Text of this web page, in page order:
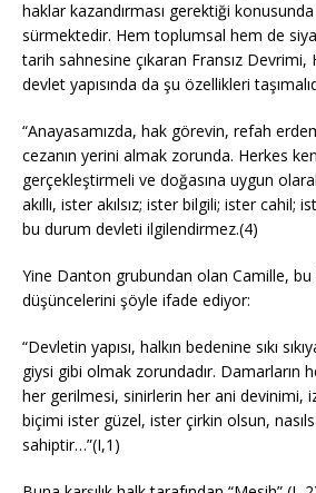
haklar kazandırması gerektiği
sürmektedir. Hem toplumsal hem de
tarih sahnesine çıkaran Fransız Devrimi,
devlet yapısında da şu özellikleri
“Anayasamızda, hak görevin, refah
cezanın yerini almak zorunda. Herkes
gerçekleştirmeli ve doğasına uygun
akıllı, ister akılsız; ister bilgili; ister cahil;
bu durum devleti ilgilendirmez.(4)
Yine Danton grubundan olan Camille, bu
düşüncelerini şöyle ifade ediyor:
“Devletin yapısı, halkın bedenine sıkı
giysi gibi olmak zorundadır. Damarların
her gerilmesi, sinirlerin her ani devinimi,
biçimi ister güzel, ister çirkin olsun,
sahiptir…”(I,1)